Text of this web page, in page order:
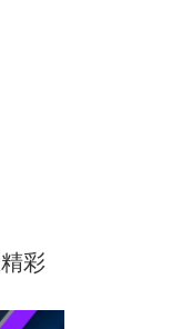
彩